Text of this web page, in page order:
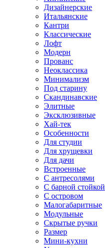
Дизайнерские
Итальянские
Кантри
Классические
Лофт
Модерн
Прованс
Неоклассика
Минимализм
Под старину
Скандинавские
Элитные
Эксклюзивные
Хай-тек
Особенности
Для студии
Для хрущевки
Для дачи
Встроенные
С антресолями
С барной стойкой
С островом
Малогабаритные
Модульные
Скрытые ручки
Размер
Мини-кухни